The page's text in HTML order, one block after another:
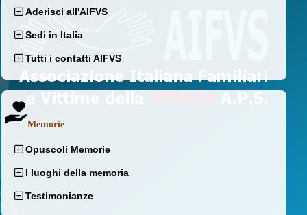
Aderisci all'AIFVS
Sedi in Italia
Tutti i contatti AIFVS
Memorie
Opuscoli Memorie
I luoghi della memoria
Testimonianze